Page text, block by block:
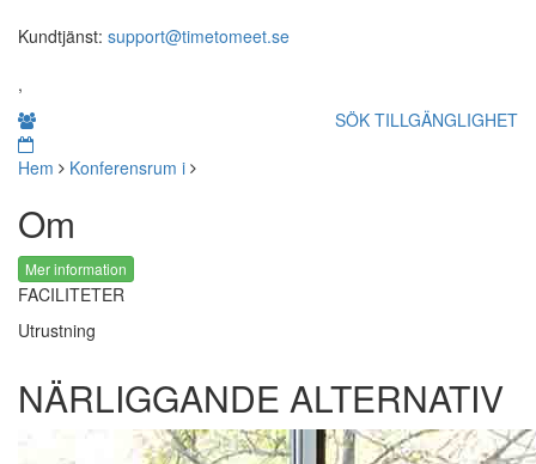
Kundtjänst: support@timetomeet.se
,
SÖK TILLGÄNGLIGHET
Hem
Konferensrum i
Om
Mer information
FACILITETER
Utrustning
NÄRLIGGANDE ALTERNATIV